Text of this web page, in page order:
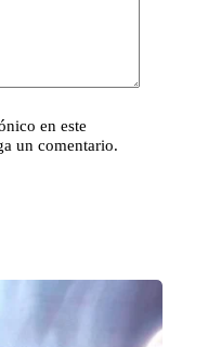
en este
un comentario.